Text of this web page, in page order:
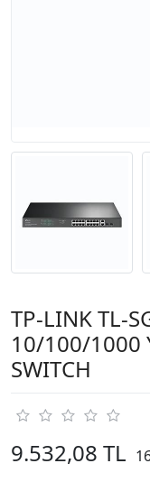
TP-LINK TL-
10/100/1000
SWITCH
9.532,08 TL